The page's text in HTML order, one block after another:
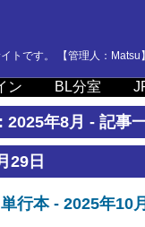
トです。 【管理人：Matsu
ン BL分室
2025年8月 - 記事
29日
行本 - 2025年10